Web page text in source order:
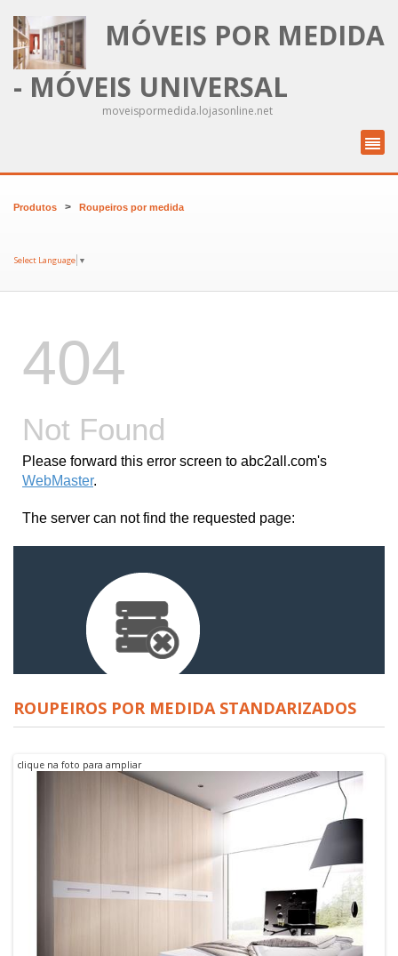
MÓVEIS POR MEDIDA
- MÓVEIS UNIVERSAL
moveispormedida.lojasonline.net
Produtos > Roupeiros por medida
Select Language ▼
ROUPEIROS POR MEDIDA STANDARIZADOS
clique na foto para ampliar